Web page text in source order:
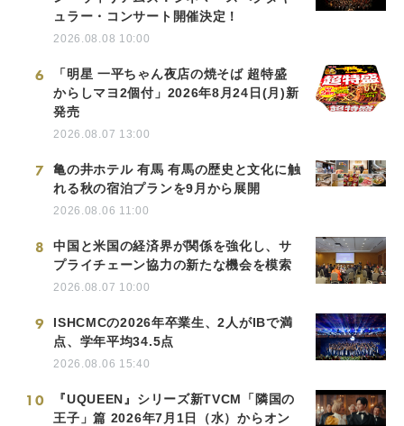
ュラー・コンサート開催決定！
2026.08.08 10:00
6
「明星 一平ちゃん夜店の焼そば 超特盛
からしマヨ2個付」2026年8月24日(月)新
発売
2026.08.07 13:00
7
亀の井ホテル 有馬 有馬の歴史と文化に触
れる秋の宿泊プランを9月から展開
2026.08.06 11:00
8
中国と米国の経済界が関係を強化し、サ
プライチェーン協力の新たな機会を模索
2026.08.07 10:00
9
ISHCMCの2026年卒業生、2人がIBで満
点、学年平均34.5点
2026.08.06 15:40
10
『UQUEEN』シリーズ新TVCM「隣国の
王子」篇 2026年7月1日（水）からオン